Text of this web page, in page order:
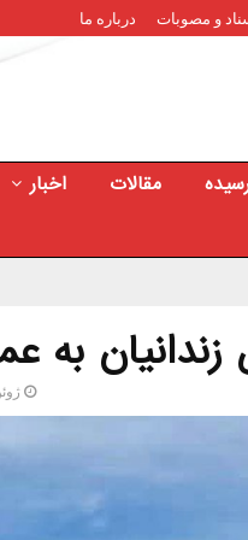
و مصوبات درباره ما
مقالات اخبار
زندانیان به
ژوئن 10,